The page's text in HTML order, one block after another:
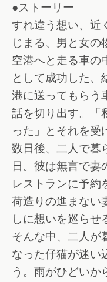
●ストーリー
すれ違う想い、近
じまる、男と女の
空港へと走る車の
として成功した、
港に送ってもらう
話を切り出す。「
った」とそれを受
数日後、二人で暮
日。彼は無言で妻
レストランに予約
荷造りの進まない
しに想いを巡らせ
そんな中、二人が
なった仔猫が迷い
う。雨がひどいか